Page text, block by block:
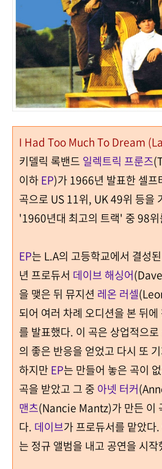
I Had Too Much To Dream
키델릭 록밴드 일렉트릭 프룬즈
이하EP)가1966년 발표한 셀
곡으로 US11위, UK49위 등을
'1960년대 최고의 트랙' 중98
EP는 L.A의 고등학교에서 결성
년 프로듀서 데이브 해싱어
을 맺은 뒤 뮤지션 레온 러셀
되어 여러 차례 오디션을 본 뒤에
를 발표했다. 이 곡은 상업적으
의 좋은 반응을 얻었고 다시 또
하지만EP는 만들어 놓은 곡이
곡을 받았고 그 중 아넷 터커
맨츠(Nancie Mantz)가 만든 이
다. 데이브가 프로듀서를 맡았다.
는 정규 앨범을 내고 공연을 시작